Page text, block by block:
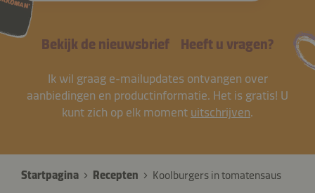
Bekijk de nieuwsbrief Heeft u vragen?
Ik wil graag e-mailupdates ontvangen over
aanbiedingen en productinformatie. Het is gratis! U
kunt zich op elk moment uitschrijven.
Startpagina Recepten Koolburgers in tomatensaus